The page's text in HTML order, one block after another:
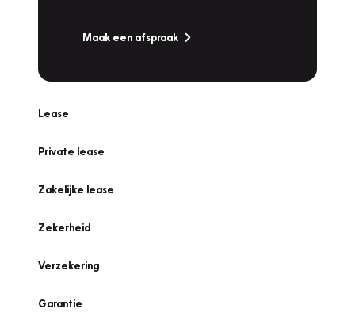
Maak een afspraak
Lease
Private lease
Zakelijke lease
Zekerheid
Verzekering
Garantie